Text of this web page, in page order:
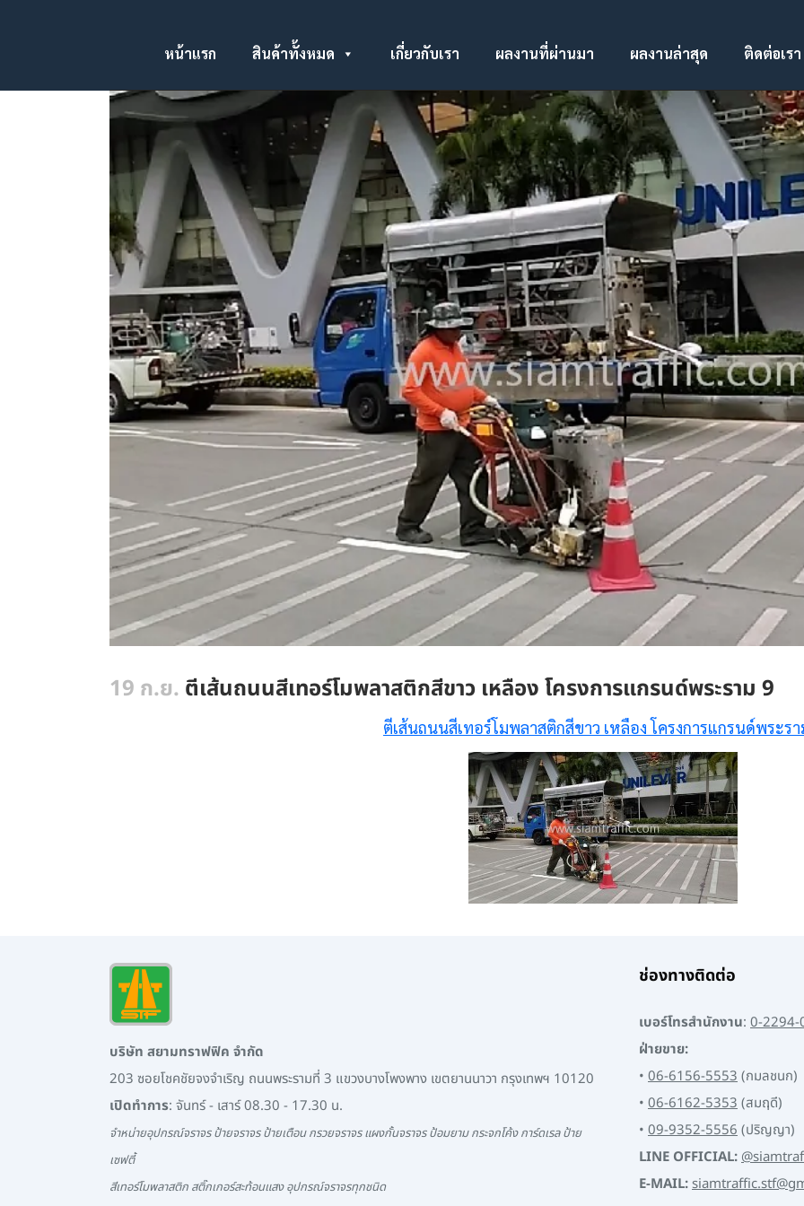
หน้าแรก สินค้าทั้งหมด เกี่ยวกับเรา ผลงานที่ผ่านมา ผลงานล่าสุด ติดต่อเรา
19 ก.ย. ตีเส้นถนนสีเทอร์โมพลาสติกสีขาว เหลือง โครงการแกรนด์พระราม 9
ตีเส้นถนนสีเทอร์โมพลาสติกสีขาว เหลือง โครงการแกรนด์พระร
บริษัท สยามทราฟฟิค จำกัด
203 ซอยโชคชัยจงจำเริญ ถนนพระรามที่ 3 แขวงบางโพงพาง เขตยานนาวา กรุงเทพฯ 10120
เปิดทำการ: จันทร์ - เสาร์ 08.30 - 17.30 น.
จำหน่ายอุปกรณ์จราจร ป้ายจราจร ป้ายเตือน กรวยจราจร แผงกั้นจราจร ป้อมยาม กระจกโค้ง การ์ดเรล ป้าย
เซฟตี้
สีเทอร์โมพลาสติก สติ๊กเกอร์สะท้อนแสง อุปกรณ์จราจรทุกชนิด
ช่องทางติดต่อ
เบอร์โทรสำนักงาน: 0-
ฝ่ายขาย:
• 06-6156-5553(กมลชนก)
• 06-6162-5353(สมฤดี)
• 09-9352-5556(ปริญญา)
LINE OFFICIAL:
E-MAIL: